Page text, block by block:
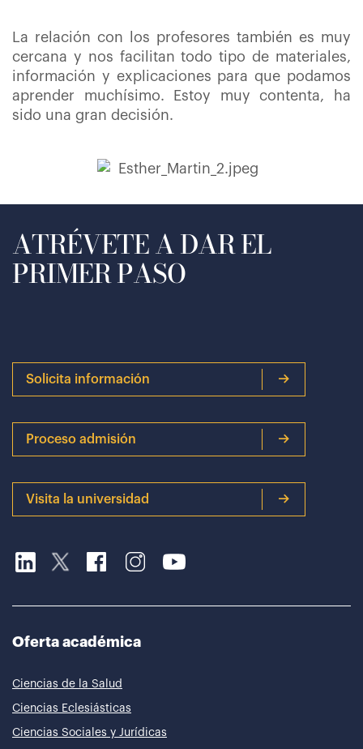
La relación con los profesores también es muy
cercana y nos facilitan todo tipo de materiales,
información y explicaciones para que podamos
aprender muchísimo. Estoy muy contenta, ha
sido una gran decisión.
ATRÉVETE A DAR EL
PRIMER PASO
Solicita información
Proceso admisión
Visita la universidad
Oferta académica
Ciencias de la Salud
Ciencias Eclesiásticas
Ciencias Sociales y Jurídicas